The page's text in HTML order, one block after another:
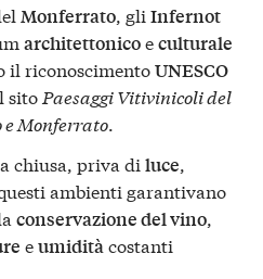
Monferrato , gli Infernot
architettonicoeculturale
il riconoscimentoUNESCO
sito Paesaggi Vitivinicoli del
e Monferrato
chiusa, priva di luce,
ambienti garantivano
conservazione del vino,
eumiditàcostanti